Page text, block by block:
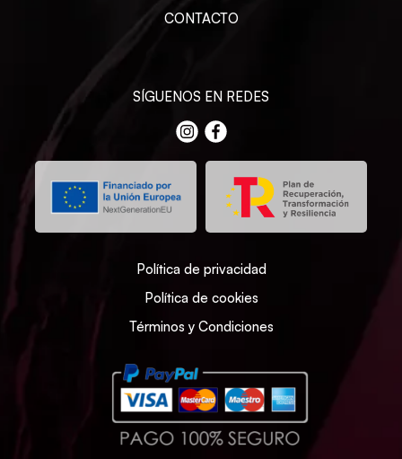
CONTACTO
SÍGUENOS EN REDES
Política de privacidad
Política de cookies
Términos y Condiciones